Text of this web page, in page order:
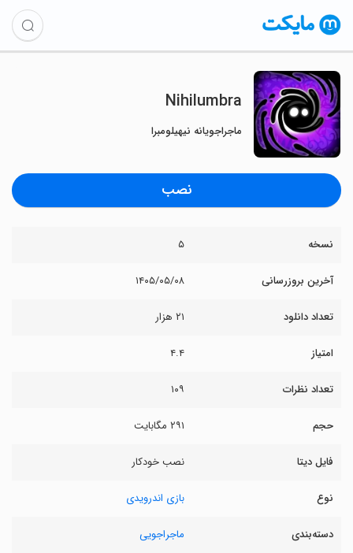
Nihilumbra
ماجراجویانه نیهیلومبرا
نصب
نسخه ۵
آخرین بروزرسانی ۱۴۰۵/۰۵/۰۸
تعداد دانلود ۲۱ هزار
امتیاز ۴.۴
تعداد نظرات ۱۰۹
حجم ۲۹۱ مگابایت
فایل دیتا نصب خودکار
نوع بازی اندرویدی
دسته‌بندی ماجراجویی